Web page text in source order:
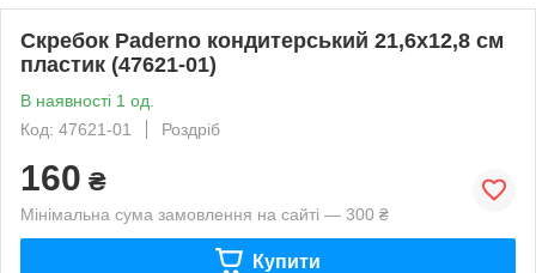
Скребок Paderno кондитерський 21,6х12,8 см
пластик (47621-01)
В наявності 1 од.
Код: 47621-01
Роздріб
160 ₴
Мінімальна сума замовлення на сайті — 300 ₴
Купити